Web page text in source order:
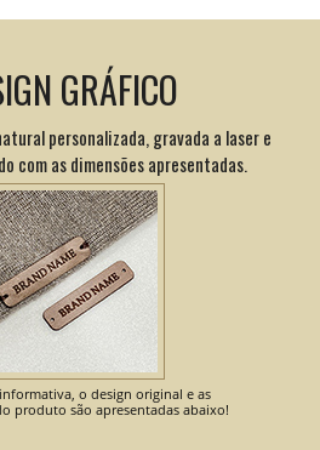
GRÁFICO
personalizada, gravada a laser e
com as dimensões apresentadas.
o design original e as
produto são apresentadas abaixo!